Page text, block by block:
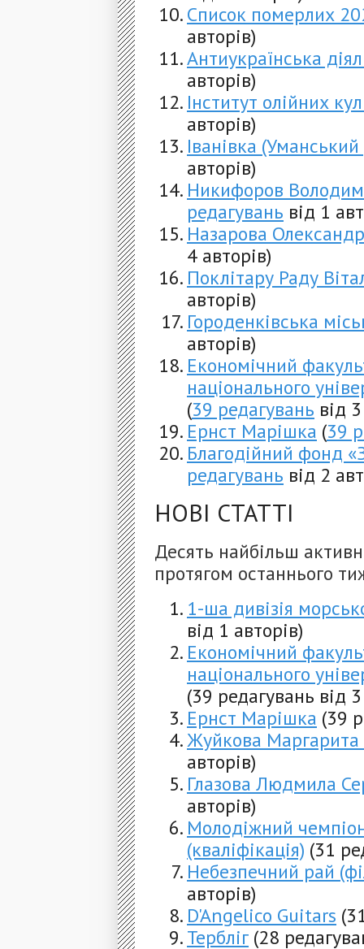
Список померлих
авторів)
Антиукраїнська
авторів)
Інститут олійних
авторів)
Іванівка
авторів)
Никифоров
редагувань від 1
Назарова
4 авторів)
Поклітару Раду
авторів)
Городенківська
авторів)
Економічний
національного
(39 редагувань від
Ернст Марішка (39
Благодійний фонд
редагувань від 2
НОВІ СТАТТІ
Десять найбільш
протягом останнього
1-ша дивізія
від 1 авторів)
Економічний
національного
(39 редагувань від
Ернст Марішка (39
Жуйкова Маргарита
авторів)
Глазова Людмила
авторів)
Молодіжний
(кваліфікація) (31
Небезпечний рай
авторів)
D'Angelico Guitars
Тербліг (28